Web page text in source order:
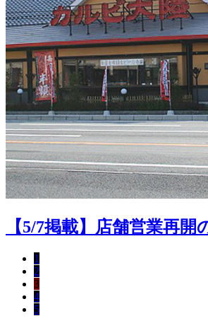
【5/7掲載】店舗営業再開
1
2
3
4
5